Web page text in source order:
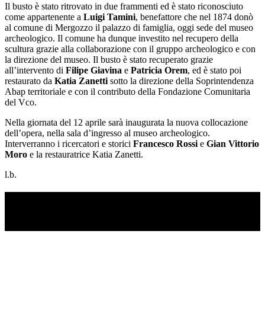
Il busto è stato ritrovato in due frammenti ed è stato riconosciuto
come appartenente a Luigi Tamini, benefattore che nel 1874 donò
al comune di Mergozzo il palazzo di famiglia, oggi sede del museo
archeologico. Il comune ha dunque investito nel recupero della
scultura grazie alla collaborazione con il gruppo archeologico e con
la direzione del museo. Il busto è stato recuperato grazie
all’intervento di Filipe Giavina e Patricia Orem, ed è stato poi
restaurato da Katia Zanetti sotto la direzione della Soprintendenza
Abap territoriale e con il contributo della Fondazione Comunitaria
del Vco.
Nella giornata del 12 aprile sarà inaugurata la nuova collocazione
dell’opera, nella sala d’ingresso al museo archeologico.
Interverranno i ricercatori e storici Francesco Rossi e Gian Vittorio
Moro e la restauratrice Katia Zanetti.
l.b.